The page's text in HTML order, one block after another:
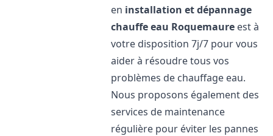
en installation et dépannage
chauffe eau Roquemaure est à
votre disposition 7j/7 pour vous
aider à résoudre tous vos
problèmes de chauffage eau.
Nous proposons également des
services de maintenance
régulière pour éviter les pannes